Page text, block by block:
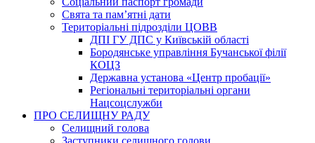
Свята та пам’ятні дати
Територіальні підрозділи ЦОВВ
ДПІ ГУ ДПС у Київській області
Бородянське управління Бучанської філії
КОЦЗ
Державна установа «Центр пробації»
Регіональні територіальні органи
Нацсоцслужби
ПРО СЕЛИЩНУ РАДУ
Селищний голова
Заступники селищного голови